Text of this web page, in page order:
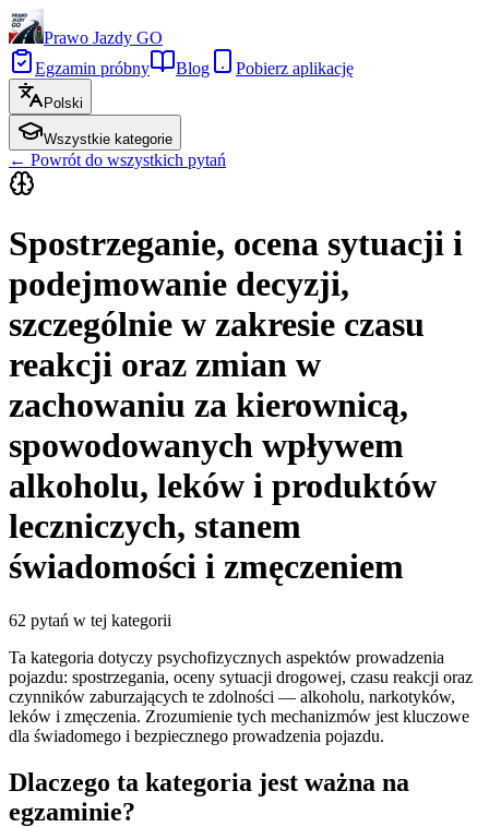
Prawo Jazdy GO
Egzamin próbny
Blog Pobierz aplikację
Polski
Wszystkie kategorie
← Powrót do wszystkich pytań
Spostrzeganie, ocena sytuacji i
podejmowanie decyzji,
szczególnie w zakresie czasu
reakcji oraz zmian w
zachowaniu za kierownicą,
spowodowanych wpływem
alkoholu, leków i produktów
leczniczych, stanem
świadomości i zmęczeniem
62 pytań w tej kategorii
Ta kategoria dotyczy psychofizycznych aspektów prowadzenia
pojazdu: spostrzegania, oceny sytuacji drogowej, czasu reakcji oraz
czynników zaburzających te zdolności — alkoholu, narkotyków,
leków i zmęczenia. Zrozumienie tych mechanizmów jest kluczowe
dla świadomego i bezpiecznego prowadzenia pojazdu.
Dlaczego ta kategoria jest ważna na
egzaminie?